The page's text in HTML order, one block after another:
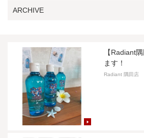
ARCHIVE
【Radiant
ます！
Radiant 隅田店